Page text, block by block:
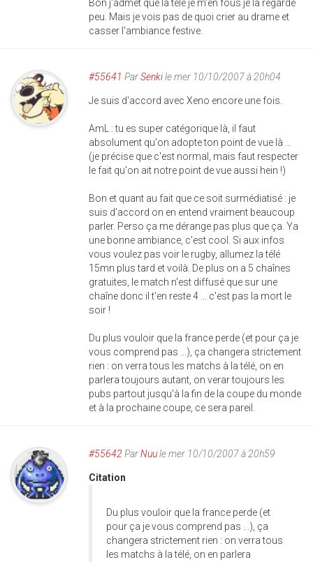
Bon j'admet que la télé je m'en fous je la regarde
peu. Mais je vois pas de quoi crier au drame et
casser l'ambiance festive.
#55641 ParSenkile mer 10/10/2007 à 20h04
Je suis d'accord avec Xeno encore une fois.
AmL : tu es super catégorique là, il faut
absolument qu'on adopte ton point de vue là ...
(je précise que c'est normal, mais faut respecter
le fait qu'on ait notre point de vue aussi hein !)
Bon et quant au fait que ce soit surmédiatisé : je
suis d'accord on en entend vraiment beaucoup
parler. Perso ça me dérange pas plus que ça. Ya
une bonne ambiance, c'est cool. Si aux infos
vous voulez pas voir le rugby, allumez la télé
15mn plus tard et voilà. De plus on a 5 chaînes
gratuites, le match n'est diffusé que sur une
chaîne donc il t'en reste 4 ... c'est pas la mort le
soir !
Du plus vouloir que la france perde (et pour ça je
vous comprend pas ...), ça changera strictement
rien : on verra tous les matchs à la télé, on en
parlera toujours autant, on verar toujours les
pubs partout jusqu'à la fin de la coupe du monde
et à la prochaine coupe, ce sera pareil.
#55642 ParNuule mer 10/10/2007 à 20h59
Citation
Du plus vouloir que la france perde (et
pour ça je vous comprend pas ...), ça
changera strictement rien : on verra tous
les matchs à la télé, on en parlera